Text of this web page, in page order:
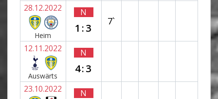
28.12.2022
Heim
N
1:3
7`
12.11.2022
Auswärts
N
4:3
23.10.2022 N